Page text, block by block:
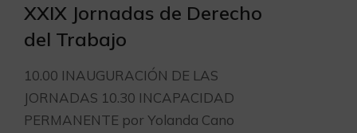
XXIX Jornadas de Derecho
del Trabajo
10.00 INAUGURACIÓN DE LAS
JORNADAS 10.30 INCAPACIDAD
PERMANENTE por Yolanda Cano